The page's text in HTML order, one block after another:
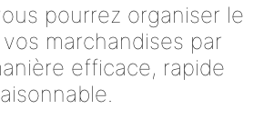
pourrez organiser le
marchandises par
efficace, rapide